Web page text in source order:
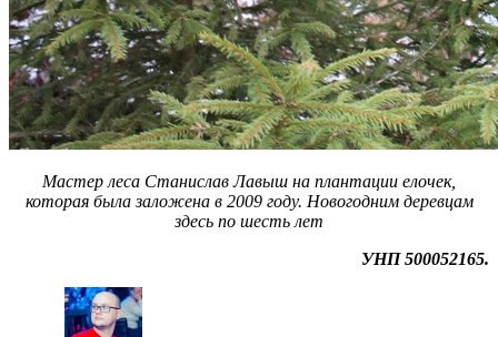
Мастер леса Станислав Лавыш на плантации елочек,
которая была заложена в 2009 году. Новогодним деревцам
здесь по шесть лет
УНП 500052165.